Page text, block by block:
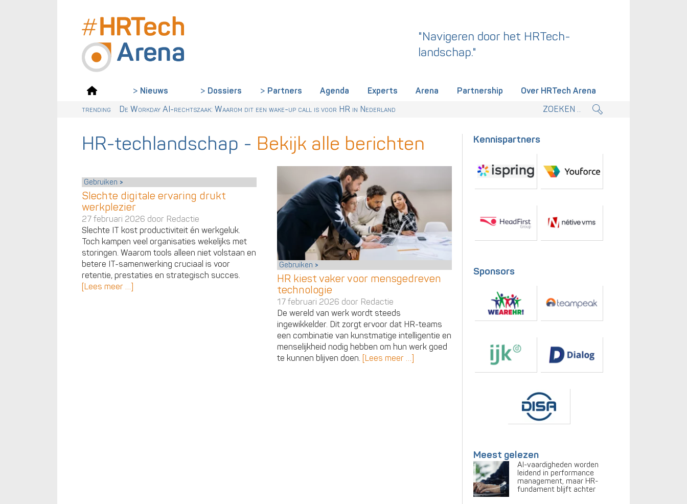
"Navigeren door het HRTech-
landschap."
Nieuws Dossiers Partners Agenda Experts Arena Partnership
Over HRTech Arena
trending
Digitalisering & AI cruciaal voor Talentstrategie kabinet. Skills-gerichte arbeidsmarkt onderdeel actieplan.
Wet loontransparantie: dit moet HR nu al regelen
Van dialect naar ABN: waarom Nederland een gemeenschappelijke skillstaal nodig heeft
De Workday AI-rechtszaak: Waarom dit een wake-up call is voor HR in Nederland
HR-techlandschap - Bekijk alle berichten
Gebruiken
Slechte digitale ervaring drukt
werkplezier
27 februari 2026 door Redactie
Slechte IT kost productiviteit én werkgeluk.
Toch kampen veel organisaties wekelijks met
storingen. Waarom tools alleen niet volstaan en
betere IT-samenwerking cruciaal is voor
retentie, prestaties en strategisch succes.
[Lees meer …]
Gebruiken
HR kiest vaker voor mensgedreven
technologie
17 februari 2026 door Redactie
De wereld van werk wordt steeds
ingewikkelder. Dit zorgt ervoor dat HR-teams
een combinatie van kunstmatige intelligentie en
menselijkheid nodig hebben om hun werk goed
te kunnen blijven doen. [Lees meer …]
Kennispartners
Sponsors
Meest gelezen
AI-vaardigheden worden
leidend in performance
management, maar HR-
fundament blijft achter